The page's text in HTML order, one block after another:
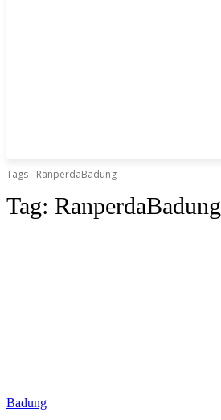
Tags RanperdaBadung
Tag: RanperdaBadung
Badung